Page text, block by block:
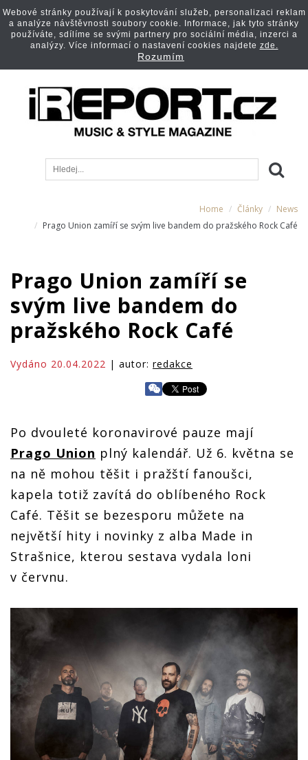
Home Články
News
Prago Union zamíří se svým live bandem do pražského Rock Café
Prago Union zamíří se
svým live bandem do
pražského Rock Café
Vydáno 20.04.2022 | autor: redakce
Po dvouleté koronavirové pauze mají
Prago Union plný kalendář. Už 6. května se
na ně mohou těšit i pražští fanoušci,
kapela totiž zavítá do oblíbeného Rock
Café. Těšit se bezesporu můžete na
největší hity i novinky z alba Made in
Strašnice, kterou sestava vydala loni
v červnu.
Webové stránky používají k poskytování služeb, personalizaci reklam
a analýze návštěvnosti soubory cookie. Informace, jak tyto stránky
používáte, sdílíme se svými partnery pro sociální média, inzerci a
analýzy. Více informací o nastavení cookies najdete zde.
Rozumím